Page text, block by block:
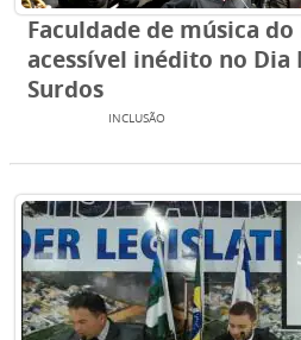
Faculdade de música
acessível inédito no Dia
Surdos
INCLUSÃO